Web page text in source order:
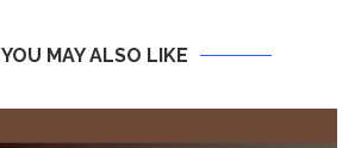
YOU MAY ALSO LIKE